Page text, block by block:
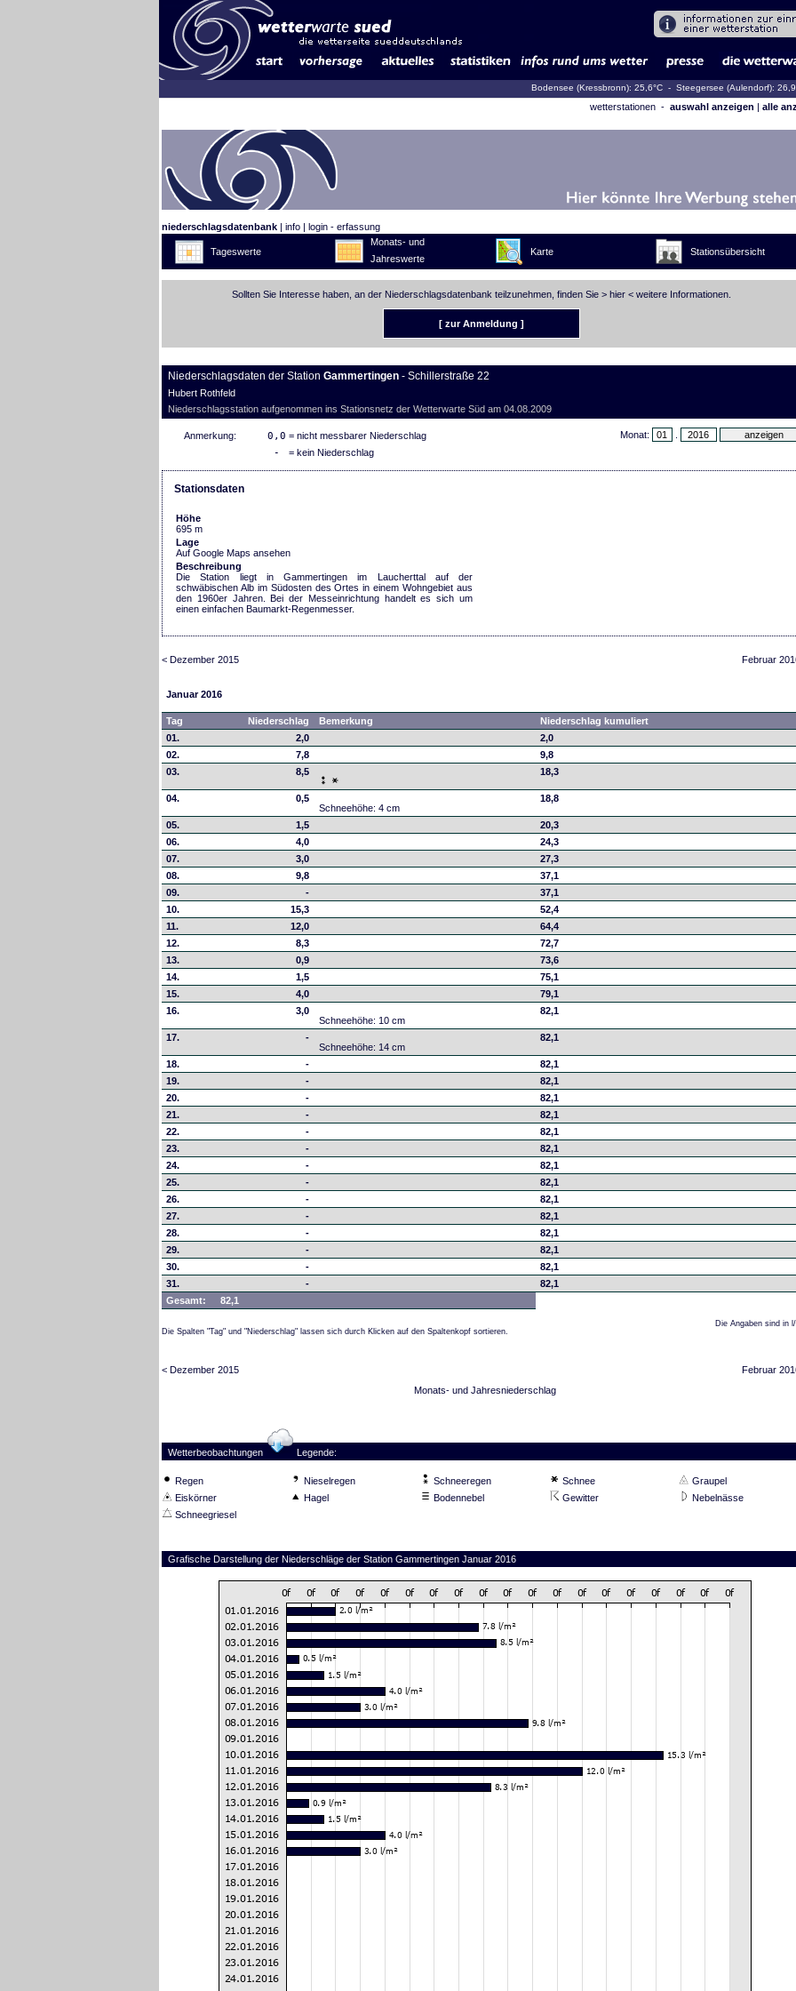
Bodensee (Kressbronn): 25,6°C - Steegersee (Aulendorf):
wetterstationen - auswahl anzeigen | alle
niederschlagsdatenbank| info| login - erfassung
Tageswerte
Monats- und
Jahreswerte
Karte Stationsübersicht
Sollten Sie Interesse haben, an der Niederschlagsdatenbank teilzunehmen, finden Sie > hier< weitere Informationen.
[ zur Anmeldung ]
Niederschlagsdaten der Station Gammertingen- Schillerstraße 22
Hubert Rothfeld
Niederschlagsstation aufgenommen ins Stationsnetz der Wetterwarte Süd am 04.08.2009
Monat:
Anmerkung: 0,0 = nicht messbarer Niederschlag
- = kein Niederschlag
Stationsdaten
Höhe
695 m
Lage
Auf Google Maps ansehen
Beschreibung
Die Station liegt in Gammertingen im Laucherttal auf der
schwäbischen Alb im Südosten des Ortes in einem Wohngebiet aus
den 1960er Jahren. Bei der Messeinrichtung handelt es sich um
einen einfachen Baumarkt-Regenmesser.
< Dezember 2015 Februar
Januar 2016
Tag Niederschlag Bemerkung
Niederschlag kumuliert
01.
2,0
2,0
02.
7,8
9,8
03.
8,5 18,3
04.
0,5
Schneehöhe: 4 cm
18,8
05. 1,5
20,3
06.
4,0
24,3
07.
3,0
27,3
08.
9,8
37,1
09.
-
37,1
10.
15,3
52,4
11.
12,0
64,4
12.
8,3
72,7
13.
0,9
73,6
14.
1,5
75,1
15.
4,0
79,1
16.
3,0
Schneehöhe: 10 cm
82,1
17.
-
Schneehöhe: 14 cm
82,1
18. -
82,1
19.
-
82,1
20.
-
82,1
21.
-
82,1
22.
-
82,1
23.
-
82,1
24.
-
82,1
25.
-
82,1
26.
-
82,1
27.
-
82,1
28.
-
82,1
29.
-
82,1
30.
-
82,1
31.
-
82,1
Gesamt:
82,1
Die Spalten "Tag" und "Niederschlag" lassen sich durch Klicken auf den Spaltenkopf sortieren.
Die Angaben sind in l/
< Dezember 2015
Februar
Monats- und Jahresniederschlag
Wetterbeobachtungen Legende:
Regen Nieselregen Schneeregen Schnee
Graupel
Eiskörner
Hagel Bodennebel Gewitter
Nebelnässe
Schneegriesel
Grafische Darstellung der Niederschläge der Station Gammertingen Januar 2016